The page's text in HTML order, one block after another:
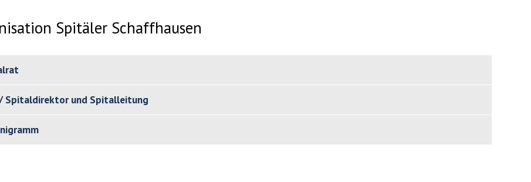
Spitäler Schaffhausen
/ Spitaldirektor und Spitalleitung